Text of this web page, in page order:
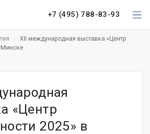
+7 (495) 788-83-93
XII международная выставка «Центр
Минске
«Центр
2025» в